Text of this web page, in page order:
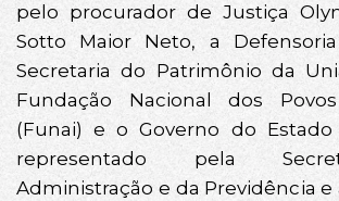
pelo procurador de Justiça
Sotto Maior Neto, a
Secretaria do Patrimônio da
Fundação Nacional dos
(Funai) e o Governo do Estado
representado pela
Administração e da Previdência e